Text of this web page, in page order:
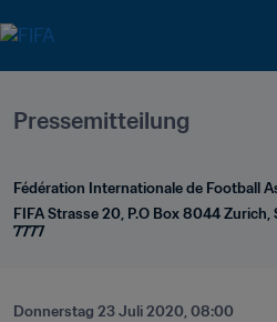
Pressemitteilung
Fédération Internationale de Football
FIFA Strasse 20, P.O Box 8044 Zurich,
7777
Donnerstag 23 Juli 2020, 08:00